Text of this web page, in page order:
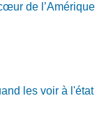
de l’Amérique
les voir à l'état